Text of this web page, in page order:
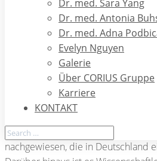
Dr. med. Sara Yang
Dr. med. Antonia
Dr. med. Adna
Evelyn Nguyen
Galerie
Über CORIUS Gruppe
Karriere
KONTAKT
späteren Narbenbildung oder das
Kontaktallergien z.B. durch Nickel
Tattoo-Farben) können durch den
ausgelöst werden. Kadmiumsalze
roten Tattoo-Farben erhöhen
der Haut, was bei
führen kann! In schwarzer Tattoo-
krebserregende Substanzen
Kohlenwasserstoffe wie
nachgewiesen, die in Deutschland